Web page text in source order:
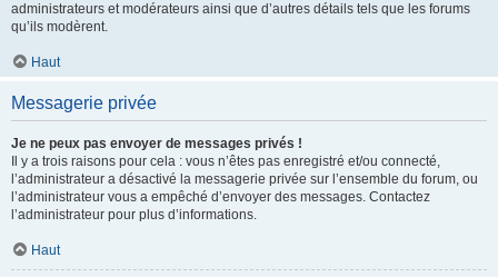
administrateurs et modérateurs ainsi que d’autres détails tels que les forums
qu’ils modèrent.
Haut
Messagerie privée
Je ne peux pas envoyer de messages privés !
Il y a trois raisons pour cela : vous n’êtes pas enregistré et/ou connecté,
l’administrateur a désactivé la messagerie privée sur l’ensemble du forum, ou
l’administrateur vous a empêché d’envoyer des messages. Contactez
l’administrateur pour plus d’informations.
Haut